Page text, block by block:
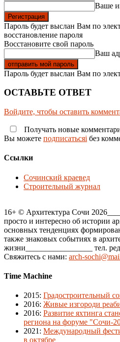
Ваше
Пароль будет выслан Вам по
восстановление пароля
Восстановите свой пароль
Ваш
Пароль будет выслан Вам по
ОСТАВЬТЕ ОТВЕТ
Войдите, чтобы оставить
Получать новые
Вы можете подписатьсяi без
Ссылки
Сочинский краевед
Строительный журнал
16+ © Архитектура Сочи
просто и интересно об истории
основных тенденциях
также знаковых событиях в
жизни_________________ тел.
Свяжитесь с нами: arch-
Time Machine
2015: Градостроительный
2016: Живые изгороди
2016: Развитие яхтинга
региона на форуме "Сочи-
2021 : Международный
в октябре